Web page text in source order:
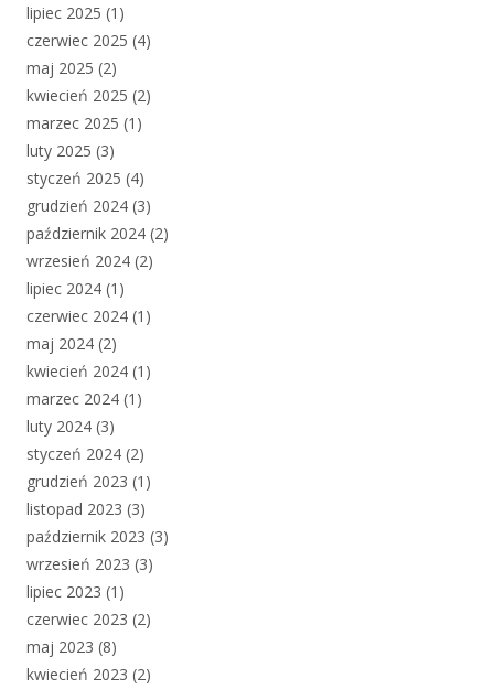
lipiec 2025 (1)
czerwiec 2025 (4)
maj 2025 (2)
kwiecień 2025 (2)
marzec 2025 (1)
luty 2025 (3)
styczeń 2025 (4)
grudzień 2024 (3)
październik 2024 (2)
wrzesień 2024 (2)
lipiec 2024 (1)
czerwiec 2024 (1)
maj 2024 (2)
kwiecień 2024 (1)
marzec 2024 (1)
luty 2024 (3)
styczeń 2024 (2)
grudzień 2023 (1)
listopad 2023 (3)
październik 2023 (3)
wrzesień 2023 (3)
lipiec 2023 (1)
czerwiec 2023 (2)
maj 2023 (8)
kwiecień 2023 (2)